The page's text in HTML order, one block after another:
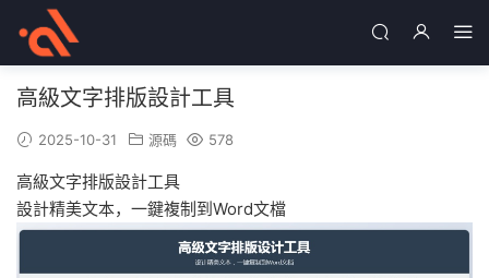
高級文字排版設計工具
2025-10-31 源碼 578
高級文字排版設計工具
設計精美文本，一鍵複制到Word文檔